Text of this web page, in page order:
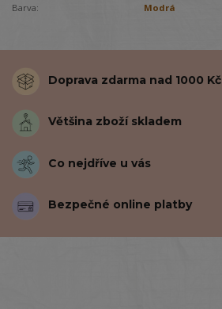
Barva:
Modrá
Doprava zdarma nad 1000 Kč
Většina zboží skladem
Co nejdříve u vás
Bezpečné online platby